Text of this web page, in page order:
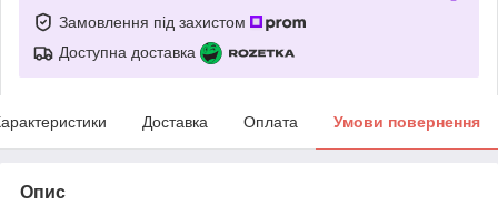
Замовлення під захистом
Доступна доставка
Доставка Оплата Умови повернення
Опис